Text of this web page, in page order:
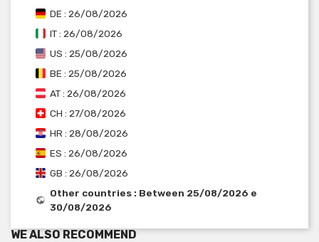
DE : 26/08/2026
IT : 26/08/2026
US : 25/08/2026
BE : 25/08/2026
AT : 26/08/2026
CH : 27/08/2026
HR : 28/08/2026
ES : 26/08/2026
GB : 26/08/2026
Other countries : Between 25/08/2026 e
30/08/2026
WE ALSO RECOMMEND